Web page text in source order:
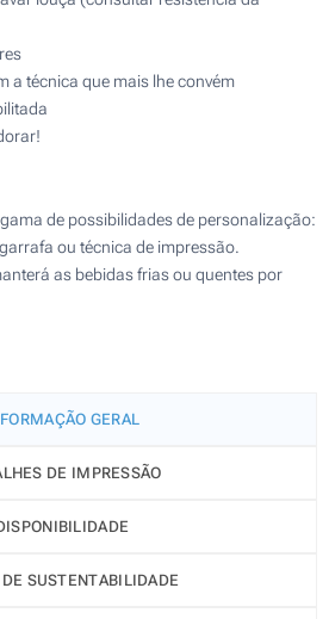
a técnica que mais lhe convém
de possibilidades de personalização:
ou técnica de impressão.
as bebidas frias ou quentes por
GERAL
DE IMPRESSÃO
SUSTENTABILIDADE